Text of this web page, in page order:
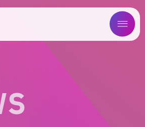
ABOUT US
WORKS
S